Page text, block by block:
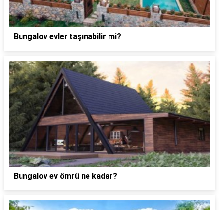
Bungalov evler taşınabilir mi?
Bungalov ev ömrü ne kadar?